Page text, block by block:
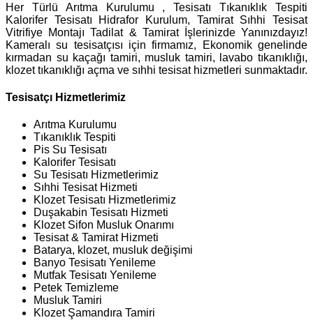
Her Türlü Arıtma Kurulumu , Tesisatı Tıkanıklık Tespiti
Kalorifer Tesisatı Hidrafor Kurulum, Tamirat Sıhhi Tesisat
Vitrifiye Montajı Tadilat & Tamirat İşlerinizde Yanınızdayız!
Kameralı su tesisatçısı için firmamız, Ekonomik genelinde
kırmadan su kaçağı tamiri, musluk tamiri, lavabo tıkanıklığı,
klozet tıkanıklığı açma ve sıhhi tesisat hizmetleri sunmaktadır.
Tesisatçı Hizmetlerimiz
Arıtma Kurulumu
Tıkanıklık Tespiti
Pis Su Tesisatı
Kalorifer Tesisatı
Su Tesisatı Hizmetlerimiz
Sıhhi Tesisat Hizmeti
Klozet Tesisatı Hizmetlerimiz
Duşakabin Tesisatı Hizmeti
Klozet Sifon Musluk Onarımı
Tesisat & Tamirat Hizmeti
Batarya, klozet, musluk değişimi
Banyo Tesisatı Yenileme
Mutfak Tesisatı Yenileme
Petek Temizleme
Musluk Tamiri
Klozet Şamandıra Tamiri